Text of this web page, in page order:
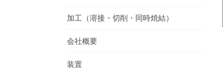
加工（溶接・切削・同時焼結）
会社概要
装置